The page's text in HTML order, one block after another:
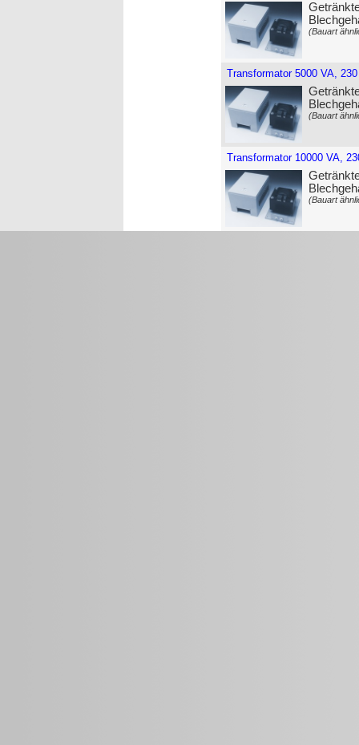
(Bauart
Transformator 5000 VA,
(Bauart
Transformator 10000 VA,
(Bauart